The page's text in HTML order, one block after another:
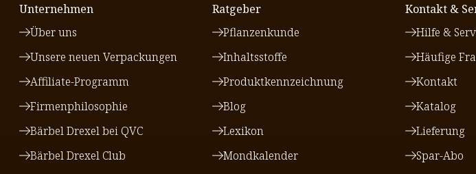
Unternehmen
Über uns
Unsere neuen Verpackungen
Affiliate-Programm
Firmenphilosophie
Bärbel Drexel bei QVC
Bärbel Drexel Club
Ratgeber
Pflanzenkunde
Inhaltsstoffe
Produktkennzeichnung
Blog
Lexikon
Mondkalender
Kontakt &
Hilfe &
Häufige
Kontakt
Katalog
Lieferung
Spar-Abo